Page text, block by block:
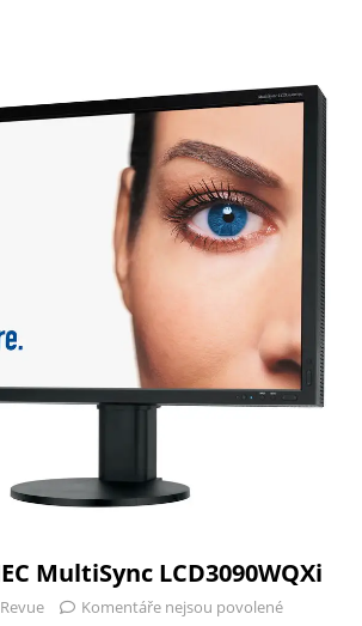
MultiSync LCD3090WQXi
Komentáře nejsou povolené